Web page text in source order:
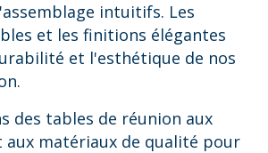
intuitifs. Les
et les finitions élégantes
et l'esthétique de nos
des tables de réunion aux
aux matériaux de qualité pour